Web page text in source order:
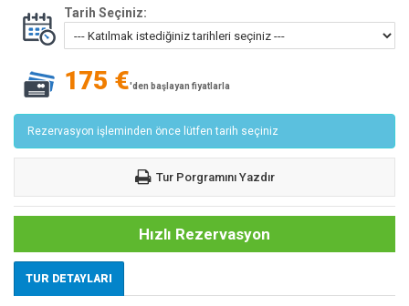
Tarih Seçiniz:
175 €'den başlayan fiyatlarla
Rezervasyon işleminden önce lütfen tarih seçiniz
Tur Porgramını Yazdır
Hızlı Rezervasyon
TUR DETAYLARI